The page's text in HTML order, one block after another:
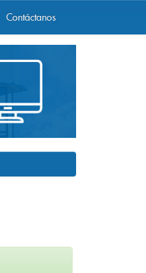
Contáctanos